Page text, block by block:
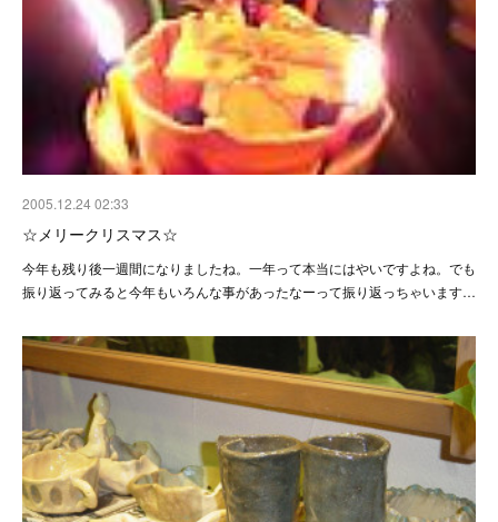
2005.12.24 02:33
☆メリークリスマス☆
今年も残り後一週間になりましたね。一年って本当にはやいですよね。でも
振り返ってみると今年もいろんな事があったなーって振り返っちゃいます…